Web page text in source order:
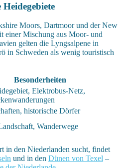
Moors, Dartmoor und der New
einer Mischung aus Moor- und
gelten die Lyngsalpene in
in Schweden als wenig touristisch
Besonderheiten
Elektrobus-Netz,
historische Dörfer
Wanderwege
in den Niederlanden sucht, findet
und in den Dünen von Texel –